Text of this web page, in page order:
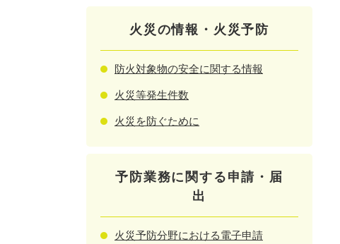
火災の情報・火災予防
防火対象物の安全に関する情報
火災等発生件数
火災を防ぐために
予防業務に関する申請・届
出
火災予防分野における電子申請